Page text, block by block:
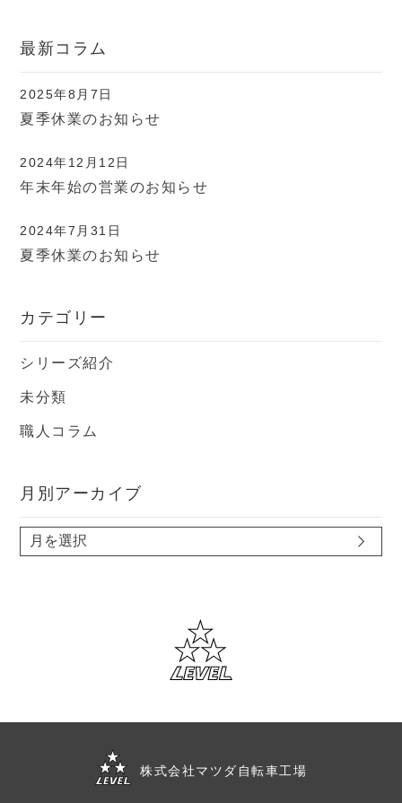
最新コラム
2025年8月7日
夏季休業のお知らせ
2024年12月12日
年末年始の営業のお知らせ
2024年7月31日
夏季休業のお知らせ
カテゴリー
シリーズ紹介
未分類
職人コラム
月別アーカイブ
株式会社マツダ自転車工場